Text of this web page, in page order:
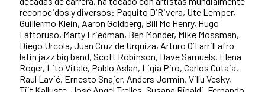
reconocidos y diversos: Paquito D´Rivera, Ute Lemper,
Guillermo Klein, Aaron Goldberg, Bill Mc Henry, Hugo
Fattoruso, Marty Friedman, Ben Monder, Mike Mossman,
Diego Urcola, Juan Cruz de Urquiza, Arturo O´Farrill afro
latin jazz big band, Scott Robinson, Dave Samuels, Elena
Roger, Lito Vitale, Pablo Aslan, Ligia Piro, Carlos Cutaia,
Raul Lavié, Ernesto Snajer, Anders Jormin, Villu Vesky,